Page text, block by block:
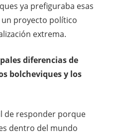
ya prefiguraba esas
proyecto político
extrema.
diferencias de
bolcheviques y los
de responder porque
dentro del mundo